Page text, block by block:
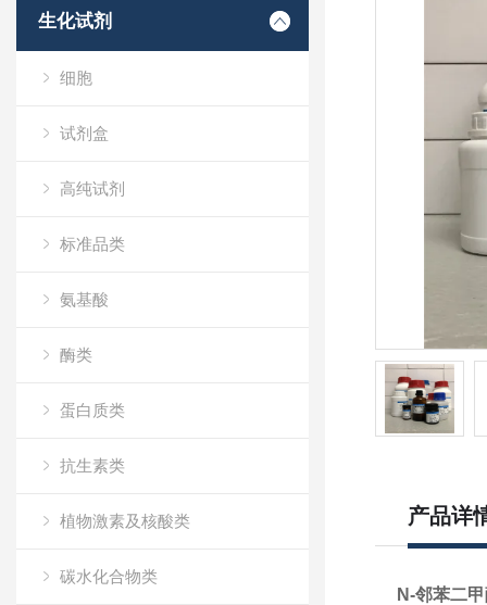
生化试剂
细胞
试剂盒
高纯试剂
标准品类
氨基酸
酶类
蛋白质类
抗生素类
植物激素及核酸类
碳水化合物类
产品详
N-邻苯二